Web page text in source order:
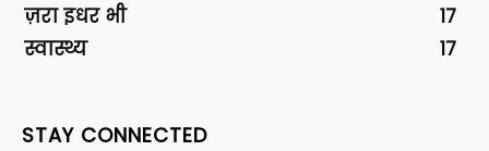
ज़रा इधर भी
17
स्वास्थ्य
17
STAY CONNECTED